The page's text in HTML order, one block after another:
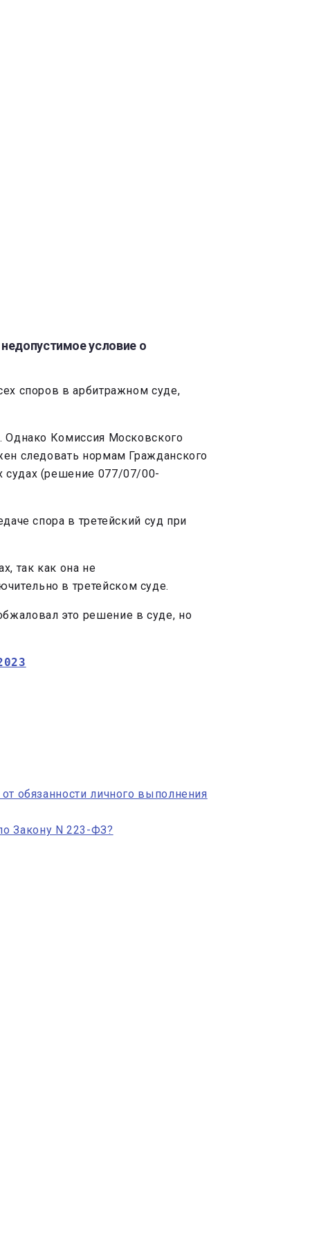
условие о
споров в арбитражном суде,
Однако Комиссия Московского
следовать нормам Гражданского
судах (решение 077/07/00-
спора в третейский суд при
так как она не
в третейском суде.
это решение в суде, но
обязанности личного выполнения
Закону N 223-ФЗ?